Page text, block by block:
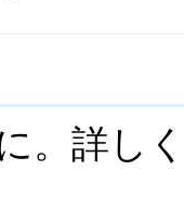
。詳し